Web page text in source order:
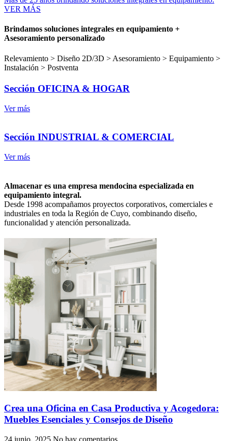
VER MÁS
Brindamos soluciones integrales en equipamiento +
Asesoramiento personalizado
Relevamiento > Diseño 2D/3D > Asesoramiento > Equipamiento >
Instalación > Postventa
Sección OFICINA & HOGAR
Ver más
Sección INDUSTRIAL & COMERCIAL
Ver más
Almacenar es una empresa mendocina especializada en
equipamiento integral.
Desde 1998 acompañamos proyectos corporativos, comerciales e
industriales en toda la Región de Cuyo, combinando diseño,
funcionalidad y atención personalizada.
Crea una Oficina en Casa Productiva y Acogedora:
Muebles Esenciales y Consejos de Diseño
24 junio, 2025 No hay comentarios